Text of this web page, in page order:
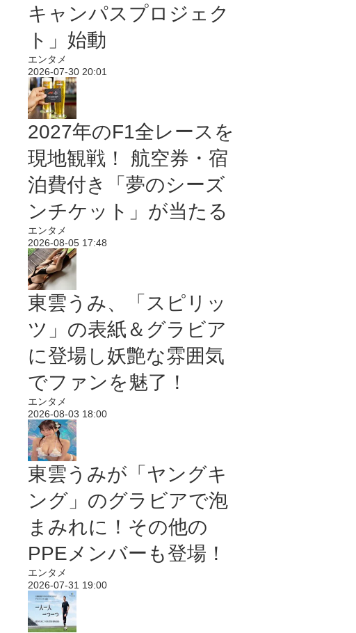
キャンパスプロジェク
ト」始動
エンタメ
2026-07-30 20:01
2027年のF1全レースを
現地観戦！ 航空券・宿
泊費付き「夢のシーズ
ンチケット」が当たる
エンタメ
2026-08-05 17:48
東雲うみ、「スピリッ
ツ」の表紙＆グラビア
に登場し妖艶な雰囲気
でファンを魅了！
エンタメ
2026-08-03 18:00
東雲うみが「ヤングキ
ング」のグラビアで泡
まみれに！その他の
PPEメンバーも登場！
エンタメ
2026-07-31 19:00